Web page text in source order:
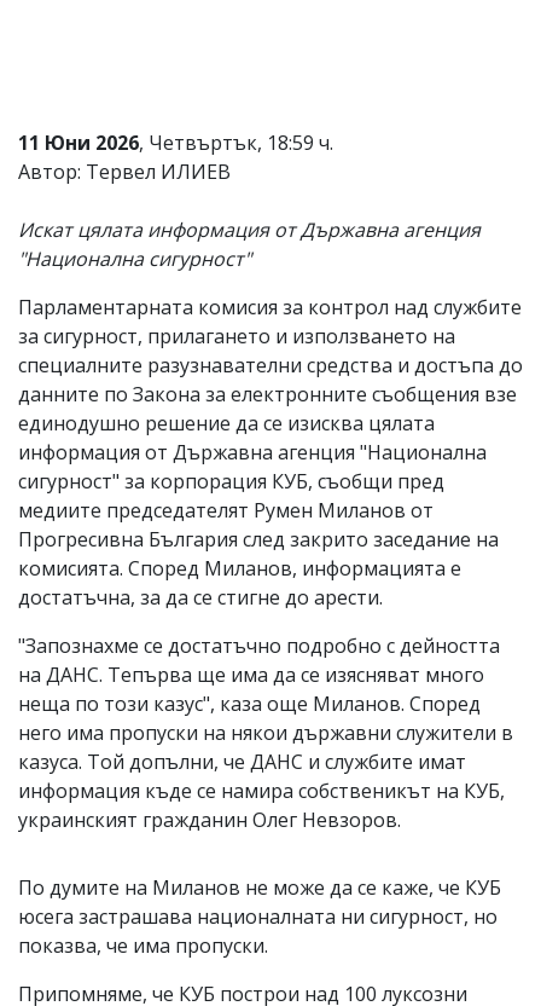
от
читателите
и
не
носи
отговорност
тях!
Ако
откриете
обиден
за
вас
коментар,
моля
сигнализирайте
ни!
11 Юни 2026, Четвъртък, 18:59 ч.
Автор: Тервел ИЛИЕВ
Искат цялата информация от Държавна агенция
"Национална сигурност"
Парламентарната комисия за контрол над службите
за сигурност, прилагането и използването на
специалните разузнавателни средства и достъпа до
данните по Закона за електронните съобщения взе
единодушно решение да се изисква цялата
информация от Държавна агенция "Национална
сигурност" за корпорация КУБ, съобщи пред
медиите председателят Румен Миланов от
Прогресивна България след закрито заседание на
комисията. Според Миланов, информацията е
достатъчна, за да се стигне до арести.
"Запознахме се достатъчно подробно с дейността
на ДАНС. Тепърва ще има да се изясняват много
неща по този казус", каза още Миланов. Според
него има пропуски на някои държавни служители в
казуса. Той допълни, че ДАНС и службите имат
информация къде се намира собственикът на КУБ,
украинският гражданин Олег Невзоров.
По думите на Миланов не може да се каже, че КУБ
юсега застрашава националната ни сигурност, но
показва, че има пропуски.
Припомняме, че КУБ построи над 100 луксозни